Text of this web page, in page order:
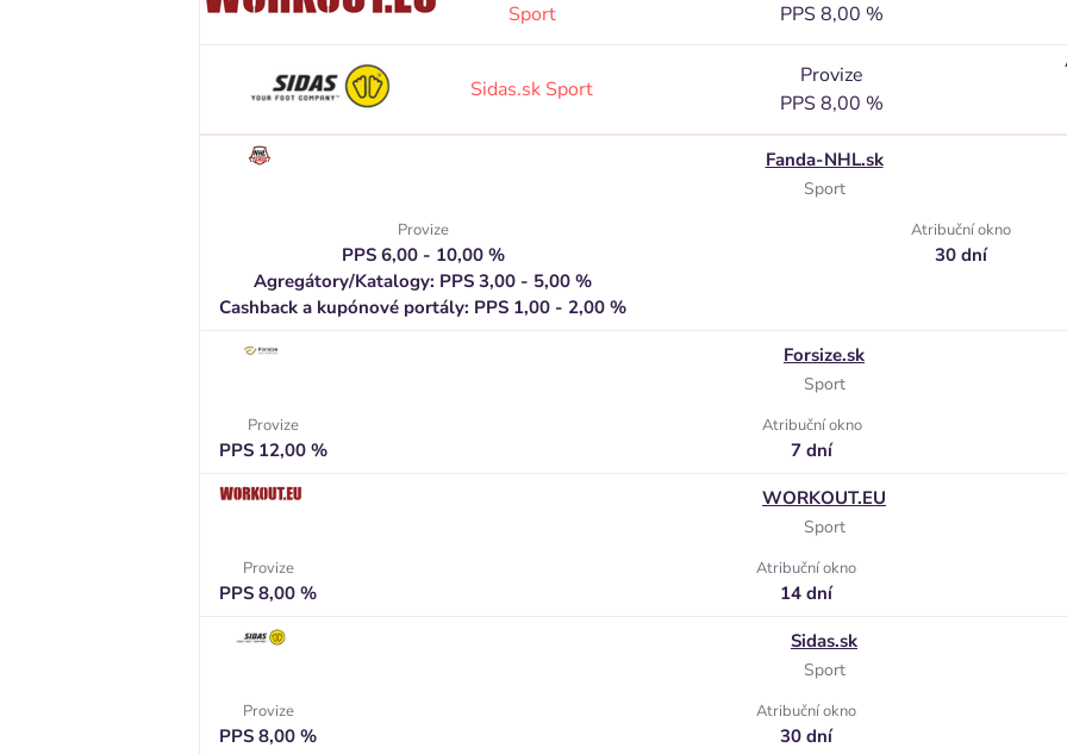
Sport
PPS 8,00 %
Sidas.sk Sport
Provize
PPS 8,00 %
Fanda-NHL.sk
Sport
Provize
PPS 6,00 - 10,00 %
Agregátory/Katalogy: PPS 3,00 - 5,00 %
Cashback a kupónové portály: PPS 1,00 - 2,00 %
Atribuční okno
30 dní
Forsize.sk
Sport
Provize
PPS 12,00 %
Atribuční okno
7 dní
WORKOUT.EU
Sport
Provize
PPS 8,00 %
Atribuční okno
14 dní
Sidas.sk
Sport
Provize
PPS 8,00 %
Atribuční okno
30 dní